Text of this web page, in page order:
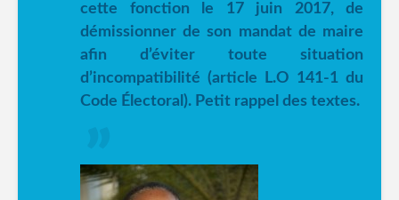
cette fonction le 17 juin 2017, de
démissionner de son mandat de maire
afin d’éviter toute situation
d’incompatibilité (article L.O 141-1 du
Code Électoral). Petit rappel des textes.